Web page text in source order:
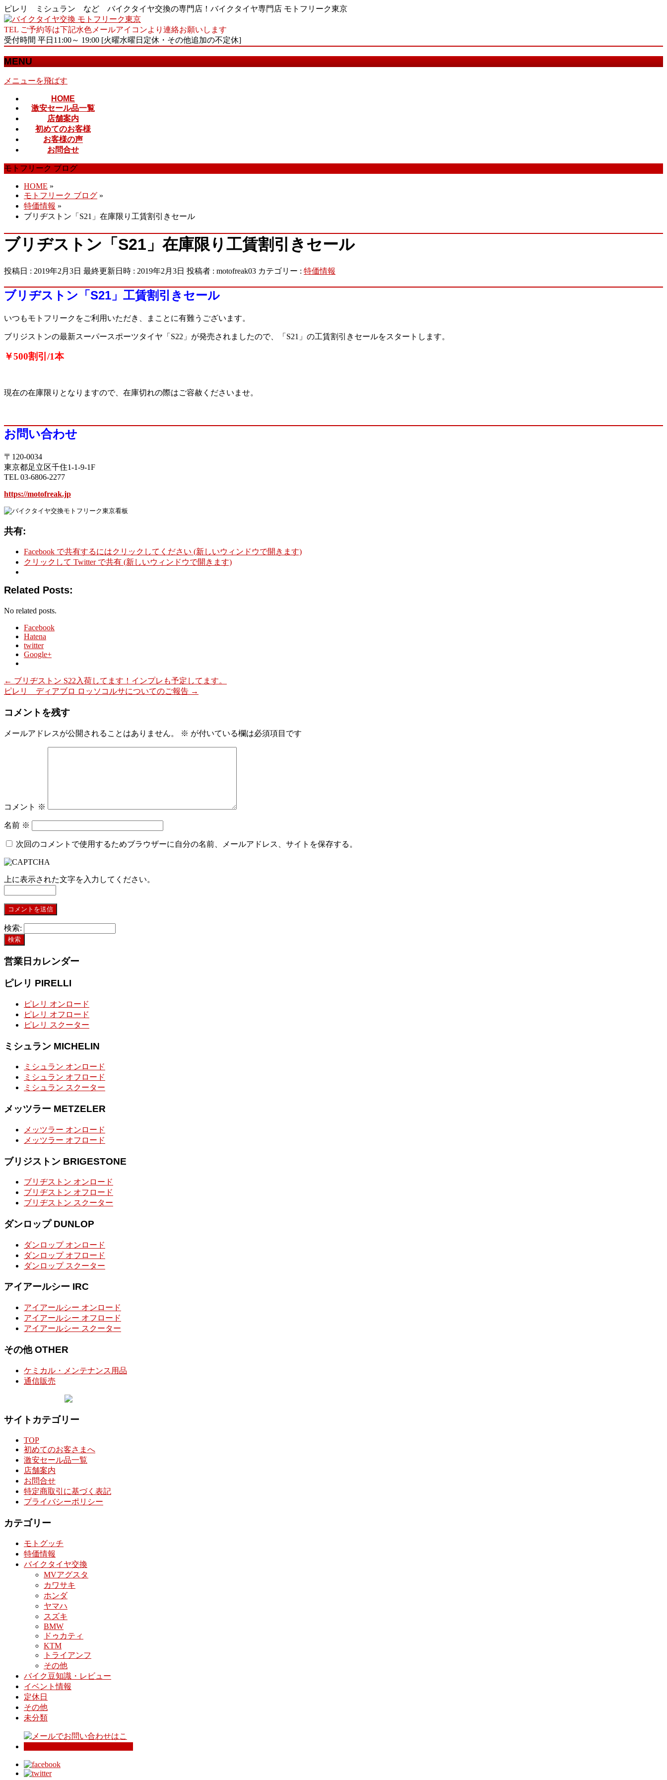
ピレリ ミシュラン など バイクタイヤ交換の専門店！バイクタイヤ専門店 モトフリーク東京
TEL ご予約等は下記水色メールアイコンより連絡お願いします
受付時間 平日11:00～ 19:00 [火曜水曜日定休・その他追加の不定休]
MENU
メニューを飛ばす
HOME
激安セール品一覧
店舗案内
初めてのお客様
お客様の声
お問合せ
モトフリーク ブログ
HOME »
モトフリーク ブログ »
特価情報 »
ブリヂストン「S21」在庫限り工賃割引きセール
ブリヂストン「S21」在庫限り工賃割引きセール
投稿日 : 2019年2月3日 最終更新日時 : 2019年2月3日 投稿者 : motofreak03 カテゴリー : 特価情報
ブリヂストン「S21」工賃割引きセール
いつもモトフリークをご利用いただき、まことに有難うございます。
ブリジストンの最新スーパースポーツタイヤ「S22」が発売されましたので、「S21」の工賃割引きセールをスタートします。
￥500割引/1本
現在の在庫限りとなりますので、在庫切れの際はご容赦くださいませ。
お問い合わせ
〒120-0034
東京都足立区千住1-1-9-1F
TEL 03-6806-2277
https://motofreak.jp
共有:
Facebook で共有するにはクリックしてください (新しいウィンドウで開きます)
クリックして Twitter で共有 (新しいウィンドウで開きます)
Related Posts:
No related posts.
Facebook
Hatena
twitter
Google+
← ブリヂストン S22入荷してます！インプレも予定してます。
ピレリ ディアブロ ロッソコルサについてのご報告 →
コメントを残す
メールアドレスが公開されることはありません。 ※ が付いている欄は必須項目です
コメント ※
名前 ※
次回のコメントで使用するためブラウザーに自分の名前、メールアドレス、サイトを保存する。
上に表示された文字を入力してください。
検索:
営業日カレンダー
ピレリ PIRELLI
ピレリ オンロード
ピレリ オフロード
ピレリ スクーター
ミシュラン MICHELIN
ミシュラン オンロード
ミシュラン オフロード
ミシュラン スクーター
メッツラー METZELER
メッツラー オンロード
メッツラー オフロード
ブリジストン BRIGESTONE
ブリヂストン オンロード
ブリヂストン オフロード
ブリヂストン スクーター
ダンロップ DUNLOP
ダンロップ オンロード
ダンロップ オフロード
ダンロップ スクーター
アイアールシー IRC
アイアールシー オンロード
アイアールシー オフロード
アイアールシー スクーター
その他 OTHER
ケミカル・メンテナンス用品
通信販売
サイトカテゴリー
TOP
初めてのお客さまへ
激安セール品一覧
店舗案内
お問合せ
特定商取引に基づく表記
プライバシーポリシー
カテゴリー
モトグッチ
特価情報
バイクタイヤ交換
MVアグスタ
カワサキ
ホンダ
ヤマハ
スズキ
BMW
ドゥカティ
KTM
トライアンフ
その他
バイク豆知識・レビュー
イベント情報
定休日
その他
未分類